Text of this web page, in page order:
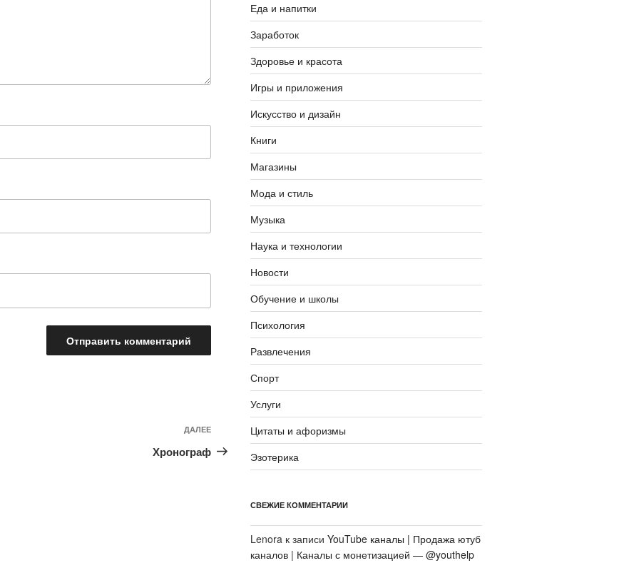
Следующая
запись
ДАЛЕЕ
Хронограф
Еда и напитки
Заработок
Здоровье и красота
Игры и приложения
Искусство и дизайн
Книги
Магазины
Мода и стиль
Музыка
Наука и технологии
Новости
Обучение и школы
Психология
Развлечения
Спорт
Услуги
Цитаты и афоризмы
Эзотерика
СВЕЖИЕ КОММЕНТАРИИ
Lenoraк записи YouTube каналы | Продажа ютуб
каналов | Каналы с монетизацией — @youthelp